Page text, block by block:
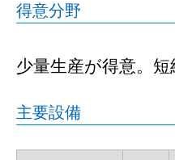
得意分野
少量生産が得意。短
主要設備